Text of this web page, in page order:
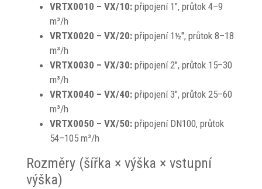
VRTX0010 – VX/10: připojení 1", průtok 4–9
m³/h
VRTX0020 – VX/20: připojení 1½", průtok 8–18
m³/h
VRTX0030 – VX/30: připojení 2", průtok 15–30
m³/h
VRTX0040 – VX/40: připojení 3", průtok 25–60
m³/h
VRTX0050 – VX/50: připojení DN100, průtok
54–105 m³/h
Rozměry (šířka × výška × vstupní
výška)